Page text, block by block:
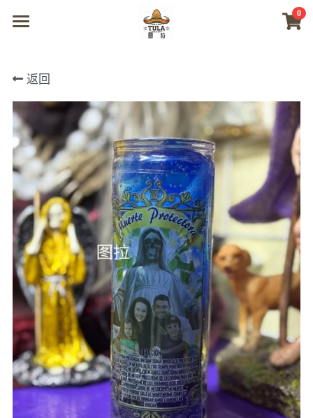
0
商城
视频
我们
联系及问题
登录
搜索
微信联系
返回
×
商品分类
所有商品分类